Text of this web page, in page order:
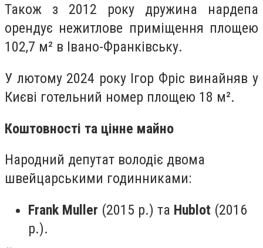
Також з 2012 року дружина нардепа
орендує нежитлове приміщення площею
102,7 м² в Івано-Франківську.
У лютому 2024 року Ігор Фріс винайняв у
Києві готельний номер площею 18 м².
Коштовності та цінне майно
Народний депутат володіє двома
швейцарськими годинниками:
Frank Muller (2015 р.) та Hublot (2016
р.).